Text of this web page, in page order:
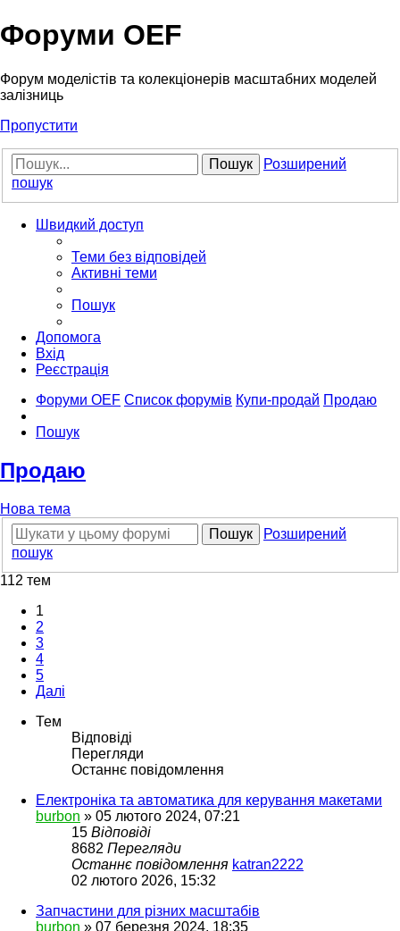
Форуми OEF
Форум моделістів та колекціонерів масштабних моделей
залізниць
Пропустити
Пошук
Розширений
пошук
Швидкий доступ
Теми без відповідей
Активні теми
Пошук
Допомога
Вхід
Реєстрація
Форуми OEF Список форумів Купи-продай Продаю
Пошук
Продаю
Нова тема
Пошук
Розширений
пошук
112 тем
1
2
3
4
5
Далі
Тем
Відповіді
Перегляди
Останнє повідомлення
Електроніка та автоматика для керування макетами
burbon » 05 лютого 2024, 07:21
15 Відповіді
8682 Перегляди
Останнє повідомлення katran2222
02 лютого 2026, 15:32
Запчастини для різних масштабів
burbon » 07 березня 2024, 18:35